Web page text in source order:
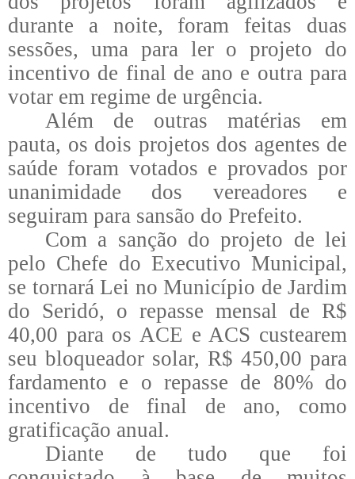
durante a noite, foram feitas duas
sessões, uma para ler o projeto do
incentivo de final de ano e outra para
votar em regime de urgência.
Além de outras matérias em
pauta, os dois projetos dos agentes de
saúde foram votados e provados por
unanimidade dos vereadores e
seguiram para sansão do Prefeito.
Com a sanção do projeto de lei
pelo Chefe do Executivo Municipal,
se tornará Lei no Município de Jardim
do Seridó, o repasse mensal de R$
40,00 para os ACE e ACS custearem
seu bloqueador solar, R$ 450,00 para
fardamento e o repasse de 80% do
incentivo de final de ano, como
gratificação anual.
Diante de tudo que foi